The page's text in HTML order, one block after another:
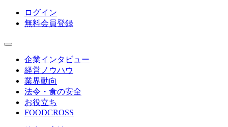
ログイン
無料会員登録
企業インタビュー
経営ノウハウ
業界動向
法令・食の安全
お役立ち
FOODCROSS